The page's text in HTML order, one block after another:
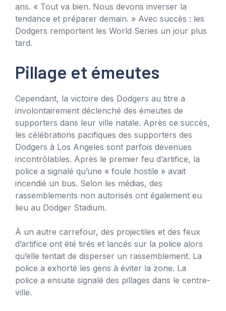
ans. « Tout va bien. Nous devons inverser la
tendance et préparer demain. » Avec succès : les
Dodgers remportent les World Series un jour plus
tard.
Pillage et émeutes
Cependant, la victoire des Dodgers au titre a
involontairement déclenché des émeutes de
supporters dans leur ville natale. Après ce succès,
les célébrations pacifiques des supporters des
Dodgers à Los Angeles sont parfois devenues
incontrôlables. Après le premier feu d’artifice, la
police a signalé qu’une « foule hostile » avait
incendié un bus. Selon les médias, des
rassemblements non autorisés ont également eu
lieu au Dodger Stadium.
À un autre carrefour, des projectiles et des feux
d’artifice ont été tirés et lancés sur la police alors
qu’elle tentait de disperser un rassemblement. La
police a exhorté les gens à éviter la zone. La
police a ensuite signalé des pillages dans le centre-
ville.